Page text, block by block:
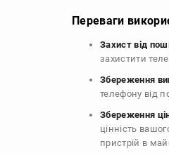
Переваги
Захист від
захистити
Збереження
телефону від
Збереження
цінність
пристрій в